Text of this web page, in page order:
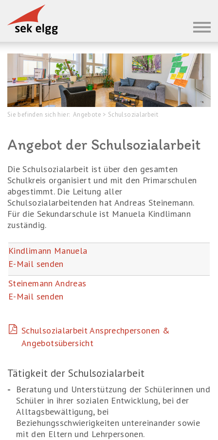
Sie befinden sich hier: Angebote > Schulsozialarbeit
Angebot der Schulsozialarbeit
Die Schulsozialarbeit ist über den gesamten
Schulkreis organisiert und mit den Primarschulen
abgestimmt. Die Leitung aller
Schulsozialarbeitenden hat Andreas Steinemann.
Für die Sekundarschule ist Manuela Kindlimann
zuständig.
Kindlimann Manuela
E-Mail senden
Steinemann Andreas
E-Mail senden
Schulsozialarbeit Ansprechpersonen &
Angebotsübersicht
Tätigkeit der Schulsozialarbeit
Beratung und Unterstützung der Schülerinnen und
Schüler in ihrer sozialen Entwicklung, bei der
Alltagsbewältigung, bei
Beziehungsschwierigkeiten untereinander sowie
mit den Eltern und Lehrpersonen.